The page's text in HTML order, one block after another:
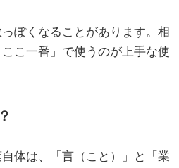
ぽくなることがあります。相
こ一番」で使うのが上手な使
自体は、「言（こと）」と「業